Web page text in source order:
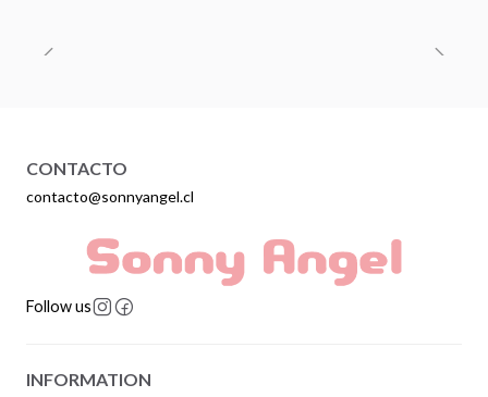
CONTACTO
contacto@sonnyangel.cl
Follow us
INFORMATION